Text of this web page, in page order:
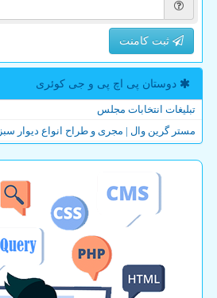
ثبت کامنت
دوستان پی اچ پی و جی كوئری
تبلیغات انتخابات مجلس
مستر گرین وال | مجری و طراح انواع دیوار سبز